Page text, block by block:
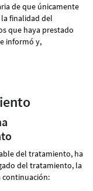
de que únicamente
finalidad del
que haya prestado
informó y,
del tratamiento, ha
del tratamiento, la
continuación: